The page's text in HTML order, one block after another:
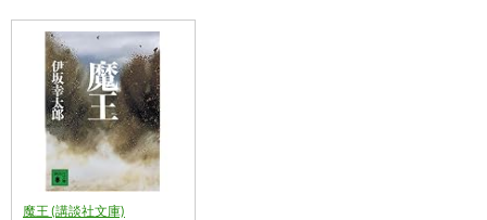
魔王 (講談社文庫)